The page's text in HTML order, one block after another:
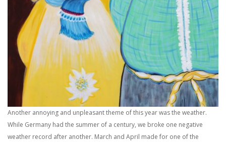
Another annoying and unpleasant theme of this year was the weather.
While Germany had the summer of a century, we broke one negative
weather record after another. March and April made for one of the